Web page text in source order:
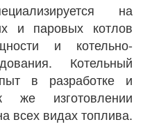
на
и паровых котлов
и котельно-
Котельный
в разработке и
же изготовлении
всех видах топлива.